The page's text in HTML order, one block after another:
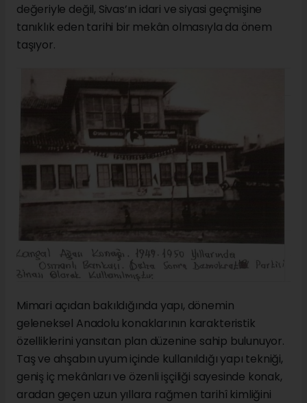
değeriyle değil, Sivas’ın idari ve siyasi geçmişine
tanıklık eden tarihi bir mekân olmasıyla da önem
taşıyor.
Mimari açıdan bakıldığında yapı, dönemin
geleneksel Anadolu konaklarının karakteristik
özelliklerini yansıtan plan düzenine sahip bulunuyor.
Taş ve ahşabın uyum içinde kullanıldığı yapı tekniği,
geniş iç mekânları ve özenli işçiliği sayesinde konak,
aradan geçen uzun yıllara rağmen tarihî kimliğini